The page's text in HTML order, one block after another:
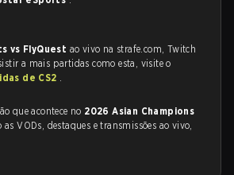
vs FlyQuest ao vivo na strafe.com, Twitch
a mais partidas como esta, visite o
de CS2 .
que acontece no 2026 Asian Champions
as VODs, destaques e transmissões ao vivo,